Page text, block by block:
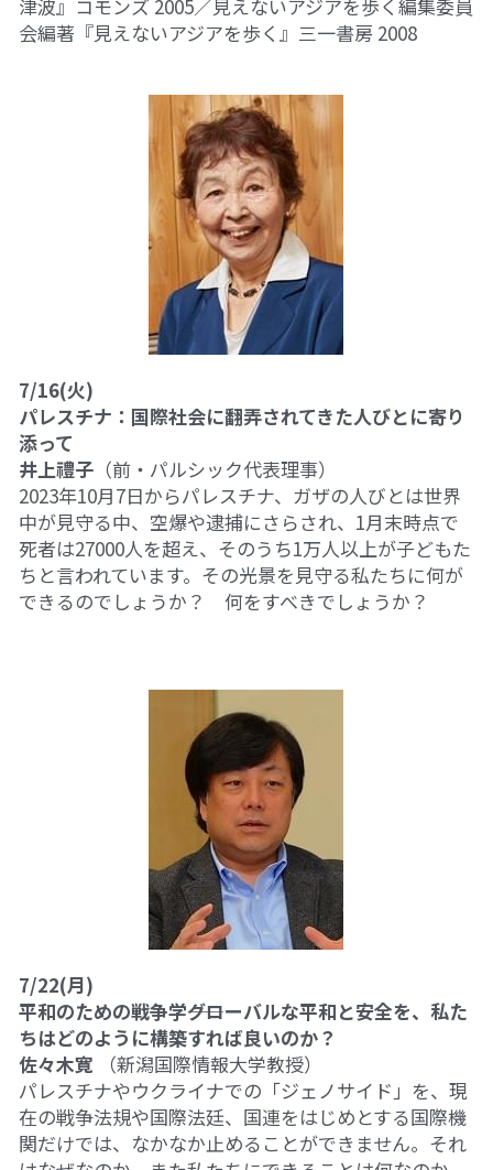
津波』コモンズ 2005／見えないアジアを歩く編集委員
会編著『見えないアジアを歩く』三一書房 2008
7/16(火)
パレスチナ：国際社会に翻弄されてきた人びとに寄り
添って
井上禮子（前・パルシック代表理事）
2023年10月7日からパレスチナ、ガザの人びとは世界
中が見守る中、空爆や逮捕にさらされ、1月末時点で
死者は27000人を超え、そのうち1万人以上が子どもた
ちと言われています。その光景を見守る私たちに何が
できるのでしょうか？　何をすべきでしょうか？
7/22(月)
平和のための戦争学――グローバルな平和と安全を、私た
佐々木寛 （新潟国際情報大学教授）
パレスチナやウクライナでの「ジェノサイド」を、現
在の戦争法規や国際法廷、国連をはじめとする国際機
関だけでは、なかなか止めることができません。それ